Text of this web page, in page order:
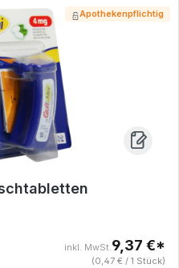
Apothekenpflichtig
inkl. MwSt.9,37 €*
(0,47 € / 1 Stück)